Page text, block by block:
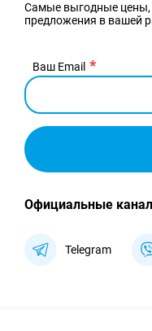
Самые выгодные цены,
предложения в вашей
Ваш Email
Официальные
Telegram